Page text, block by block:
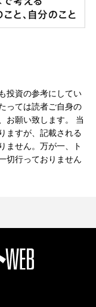
投資の参考にしてい
っては読者ご自身の
お願い致します。 当
ますが、記載される
ません。万が一、ト
切行っておりません